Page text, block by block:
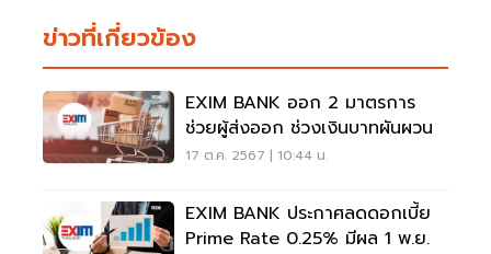
ข่าวที่เกี่ยวข้อง
EXIM BANK ออก 2 มาตรการ
ช่วยผู้ส่งออก ช่วงเงินบาทผันผวน
17 ต.ค. 2567 | 10:44 น.
EXIM BANK ประกาศลดดอกเบี้ย
Prime Rate 0.25% มีผล 1 พ.ย.